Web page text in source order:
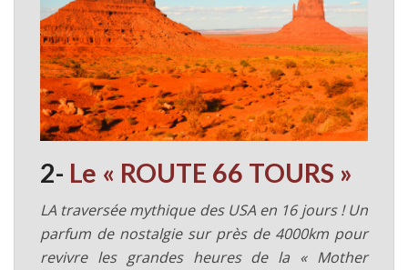
2- Le « ROUTE 66 TOURS »
LA traversée mythique des USA en 16 jours ! Un
parfum de nostalgie sur près de 4000km pour
revivre les grandes heures de la « Mother